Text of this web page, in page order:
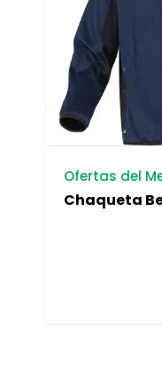
Ofertas del
Chaqueta